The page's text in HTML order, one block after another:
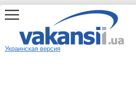
Украинская версия